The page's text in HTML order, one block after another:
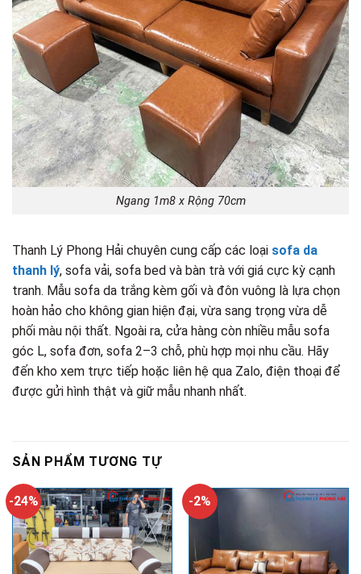
Ngang 1m8 x Rộng 70cm
Thanh Lý Phong Hải chuyên cung cấp các loại sofa da
thanh lý, sofa vải, sofa bed và bàn trà với giá cực kỳ cạnh
tranh. Mẫu sofa da trắng kèm gối và đôn vuông là lựa chọn
hoàn hảo cho không gian hiện đại, vừa sang trọng vừa dễ
phối màu nội thất. Ngoài ra, cửa hàng còn nhiều mẫu sofa
góc L, sofa đơn, sofa 2–3 chỗ, phù hợp mọi nhu cầu. Hãy
đến kho xem trực tiếp hoặc liên hệ qua Zalo, điện thoại để
được gửi hình thật và giữ mẫu nhanh nhất.
SẢN PHẨM TƯƠNG TỰ
-24% -2%